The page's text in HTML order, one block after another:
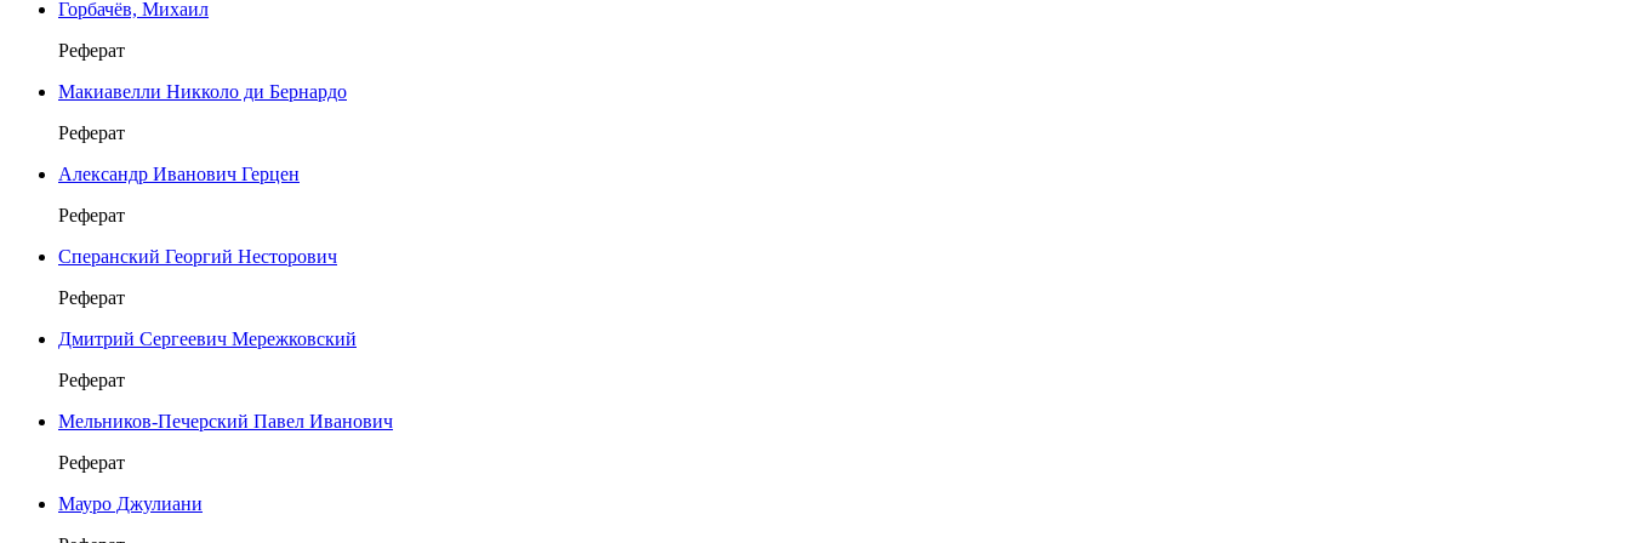
Горбачёв, Михаил
Реферат
Макиавелли Никколо ди Бернардо
Реферат
Александр Иванович Герцен
Реферат
Сперанский Георгий Несторович
Реферат
Дмитрий Сергеевич Мережковский
Реферат
Мельников-Печерский Павел Иванович
Реферат
Мауро Джулиани